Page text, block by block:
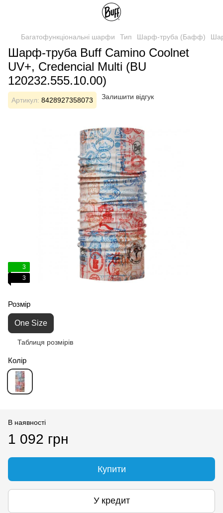
Багатофункціональні шарфи Тип Шарф-труба (Бафф)
Шарф-труба Buff Camino Coolnet
UV+, Credencial Multi (BU
120232.555.10.00)
Артикул: 8428927358073 Залишити відгук
3
3
Розмір
One Size
Таблиця розмірів
Колір
В наявності
1 092 грн
Купити
У кредит